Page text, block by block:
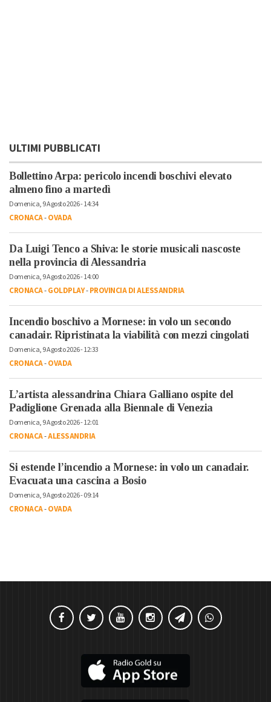
ULTIMI PUBBLICATI
Bollettino Arpa: pericolo incendi boschivi elevato
almeno fino a martedì
Domenica, 9 Agosto 2026 - 14:34
CRONACA-OVADA
Da Luigi Tenco a Shiva: le storie musicali nascoste
nella provincia di Alessandria
Domenica, 9 Agosto 2026 - 14:00
CRONACA-GOLDPLAY-PROVINCIA DI ALESSANDRIA
Incendio boschivo a Mornese: in volo un secondo
canadair. Ripristinata la viabilità con mezzi cingolati
Domenica, 9 Agosto 2026 - 12:33
CRONACA-OVADA
L’artista alessandrina Chiara Galliano ospite del
Padiglione Grenada alla Biennale di Venezia
Domenica, 9 Agosto 2026 - 12:01
CRONACA-ALESSANDRIA
Si estende l’incendio a Mornese: in volo un canadair.
Evacuata una cascina a Bosio
Domenica, 9 Agosto 2026 - 09:14
CRONACA-OVADA